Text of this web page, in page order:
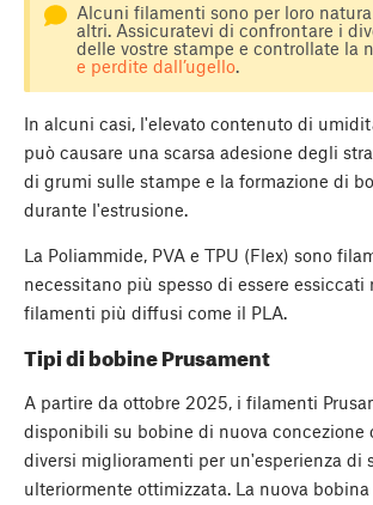
Alcuni filamenti sono per loro
altri. Assicuratevi di confrontare i
delle vostre stampe e controllate la
e perdite dall’ugello.
In alcuni casi, l'elevato contenuto di
può causare una scarsa adesione degli
di grumi sulle stampe e la formazione di
durante l'estrusione.
La Poliammide, PVA e TPU (Flex) sono
necessitano più spesso di essere essiccati
filamenti più diffusi come il PLA.
Tipi di bobine Prusament
A partire da ottobre 2025, i filamenti
disponibili su bobine di nuova concezione
diversi miglioramenti per un'esperienza di
ulteriormente ottimizzata. La nuova